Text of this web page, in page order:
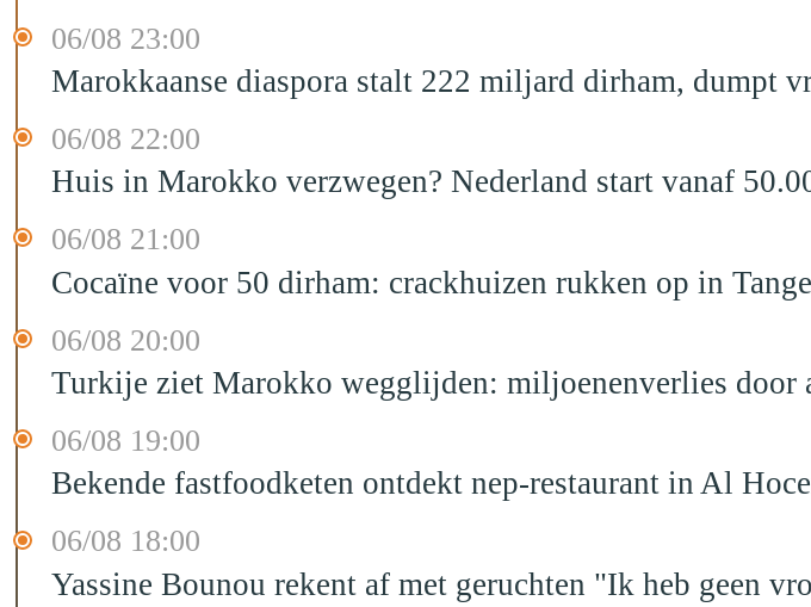
06/08 23:00
Marokkaanse diaspora stalt 222 miljard dirham, dumpt
06/08 22:00
Huis in Marokko verzwegen? Nederland start vanaf
06/08 21:00
Cocaïne voor 50 dirham: crackhuizen rukken op in
06/08 20:00
Turkije ziet Marokko wegglijden: miljoenenverlies door
06/08 19:00
Bekende fastfoodketen ontdekt nep-restaurant in Al
06/08 18:00
Yassine Bounou rekent af met geruchten "Ik heb geen